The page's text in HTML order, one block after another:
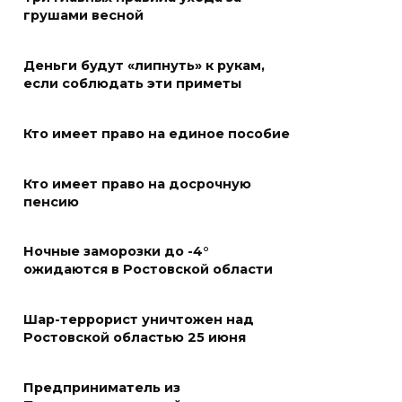
В Железнодорожном районе
отключат воду из-за
капремонта сетей
07 августа 2026 20:32
осквернивших стелу
07 августа 2026 20:12
Ростовской области призвала
водителей быть осторожными
грушами весной
Деньги будут «липнуть» к рукам,
если соблюдать эти приметы
Кто имеет право на единое пособие
Кто имеет право на досрочную
пенсию
Ночные заморозки до -4°
ожидаются в Ростовской области
Шар-террорист уничтожен над
Ростовской областью 25 июня
Предприниматель из